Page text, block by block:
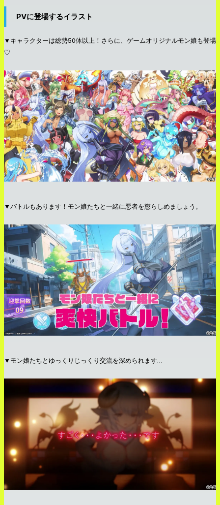
PVに登場するイラスト
▼キャラクターは総勢50体以上！さらに、ゲームオリジナルモン娘も登場
♡
▼バトルもあります！モン娘たちと一緒に悪者を懲らしめましょう。
▼モン娘たちとゆっくりじっくり交流を深められます…